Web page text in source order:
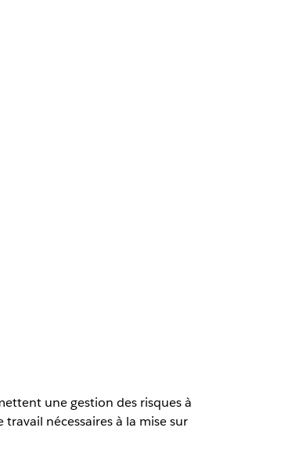
une gestion des risques à
nécessaires à la mise sur